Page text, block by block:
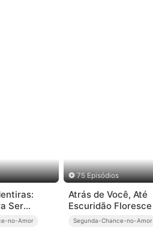
Ser
no-Amor
75 Episódios
Atrás de Você, Até
Escuridão Floresce
Segunda-Chance-no-Amor